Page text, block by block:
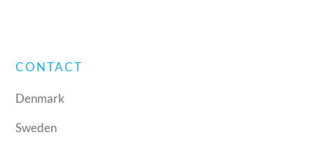
CONTACT
Denmark
Sweden